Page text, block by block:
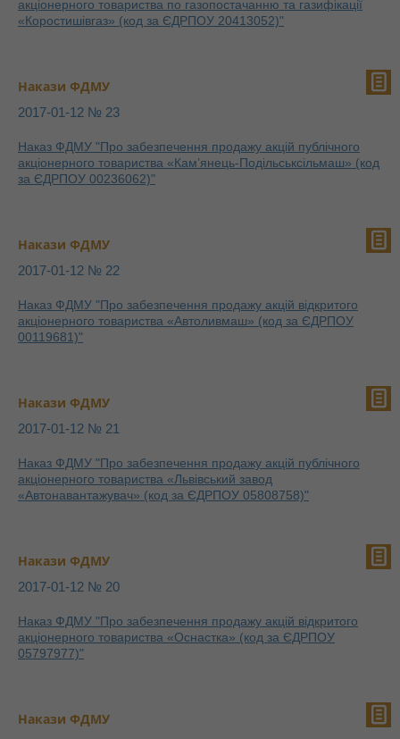
акціонерного товариства по газопостачанню та газифікації
«Коростишівгаз» (код за ЄДРПОУ 20413052)"
Накази ФДМУ
2017-01-12 № 23
Наказ ФДМУ "Про забезпечення продажу акцій публічного
акціонерного товариства «Кам’янець-Подільськсільмаш» (код
за ЄДРПОУ 00236062)"
Накази ФДМУ
2017-01-12 № 22
Наказ ФДМУ "Про забезпечення продажу акцій відкритого
акціонерного товариства «Автоливмаш» (код за ЄДРПОУ
00119681)"
Накази ФДМУ
2017-01-12 № 21
Наказ ФДМУ "Про забезпечення продажу акцій публічного
акціонерного товариства «Львівський завод
«Автонавантажувач» (код за ЄДРПОУ 05808758)"
Накази ФДМУ
2017-01-12 № 20
Наказ ФДМУ "Про забезпечення продажу акцій відкритого
акціонерного товариства «Оснастка» (код за ЄДРПОУ
05797977)"
Накази ФДМУ